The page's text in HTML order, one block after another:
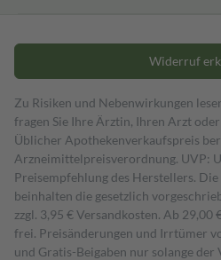
Widerruf
Zu Risiken und Nebenwirkungen
fragen Sie Ihre Ärztin, Ihren Arzt
Üblicher Apothekenverkaufspreis
Arzneimittelpreisverordnung. UVP:
Preisempfehlung des Herstellers. Die
beinhalten die gesetzlich
zzgl. 3,95 € Versandkosten. Ab
frei. Preisänderungen und Irrtümer
und Gratis-Beigaben nur solange